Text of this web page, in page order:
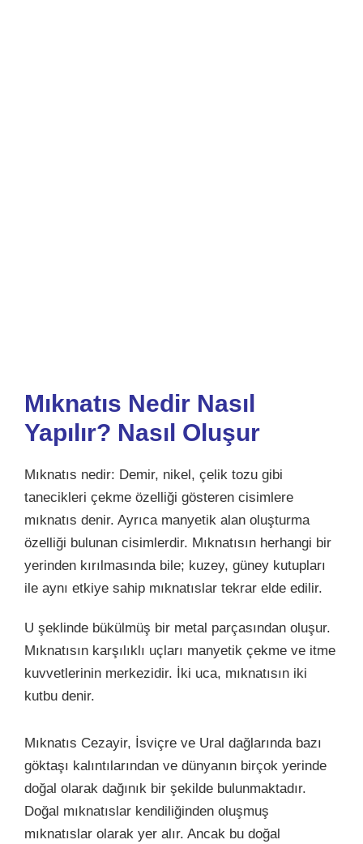
Mıknatıs Nedir Nasıl
Yapılır? Nasıl Oluşur
Mıknatıs nedir: Demir, nikel, çelik tozu gibi
tanecikleri çekme özelliği gösteren cisimlere
mıknatıs denir. Ayrıca manyetik alan oluşturma
özelliği bulunan cisimlerdir. Mıknatısın herhangi bir
yerinden kırılmasında bile; kuzey, güney kutupları
ile aynı etkiye sahip mıknatıslar tekrar elde edilir.
U şeklinde bükülmüş bir metal parçasından oluşur.
Mıknatısın karşılıklı uçları manyetik çekme ve itme
kuvvetlerinin merkezidir. İki uca, mıknatısın iki
kutbu denir.
Mıknatıs Cezayir, İsviçre ve Ural dağlarında bazı
göktaşı kalıntılarından ve dünyanın birçok yerinde
doğal olarak dağınık bir şekilde bulunmaktadır.
Doğal mıknatıslar kendiliğinden oluşmuş
mıknatıslar olarak yer alır. Ancak bu doğal